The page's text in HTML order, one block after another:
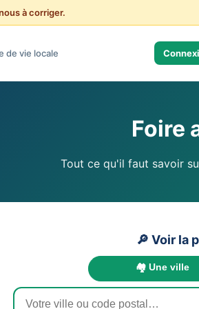
à corriger.
de vie locale
Foire
Tout ce qu'il faut savoir
🔎 Voir la
🏘️ Une ville